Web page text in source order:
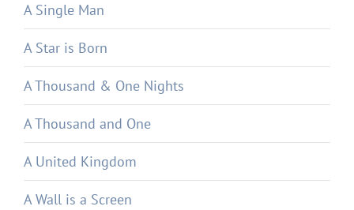
A Single Man
A Star is Born
A Thousand & One Nights
A Thousand and One
A United Kingdom
A Wall is a Screen